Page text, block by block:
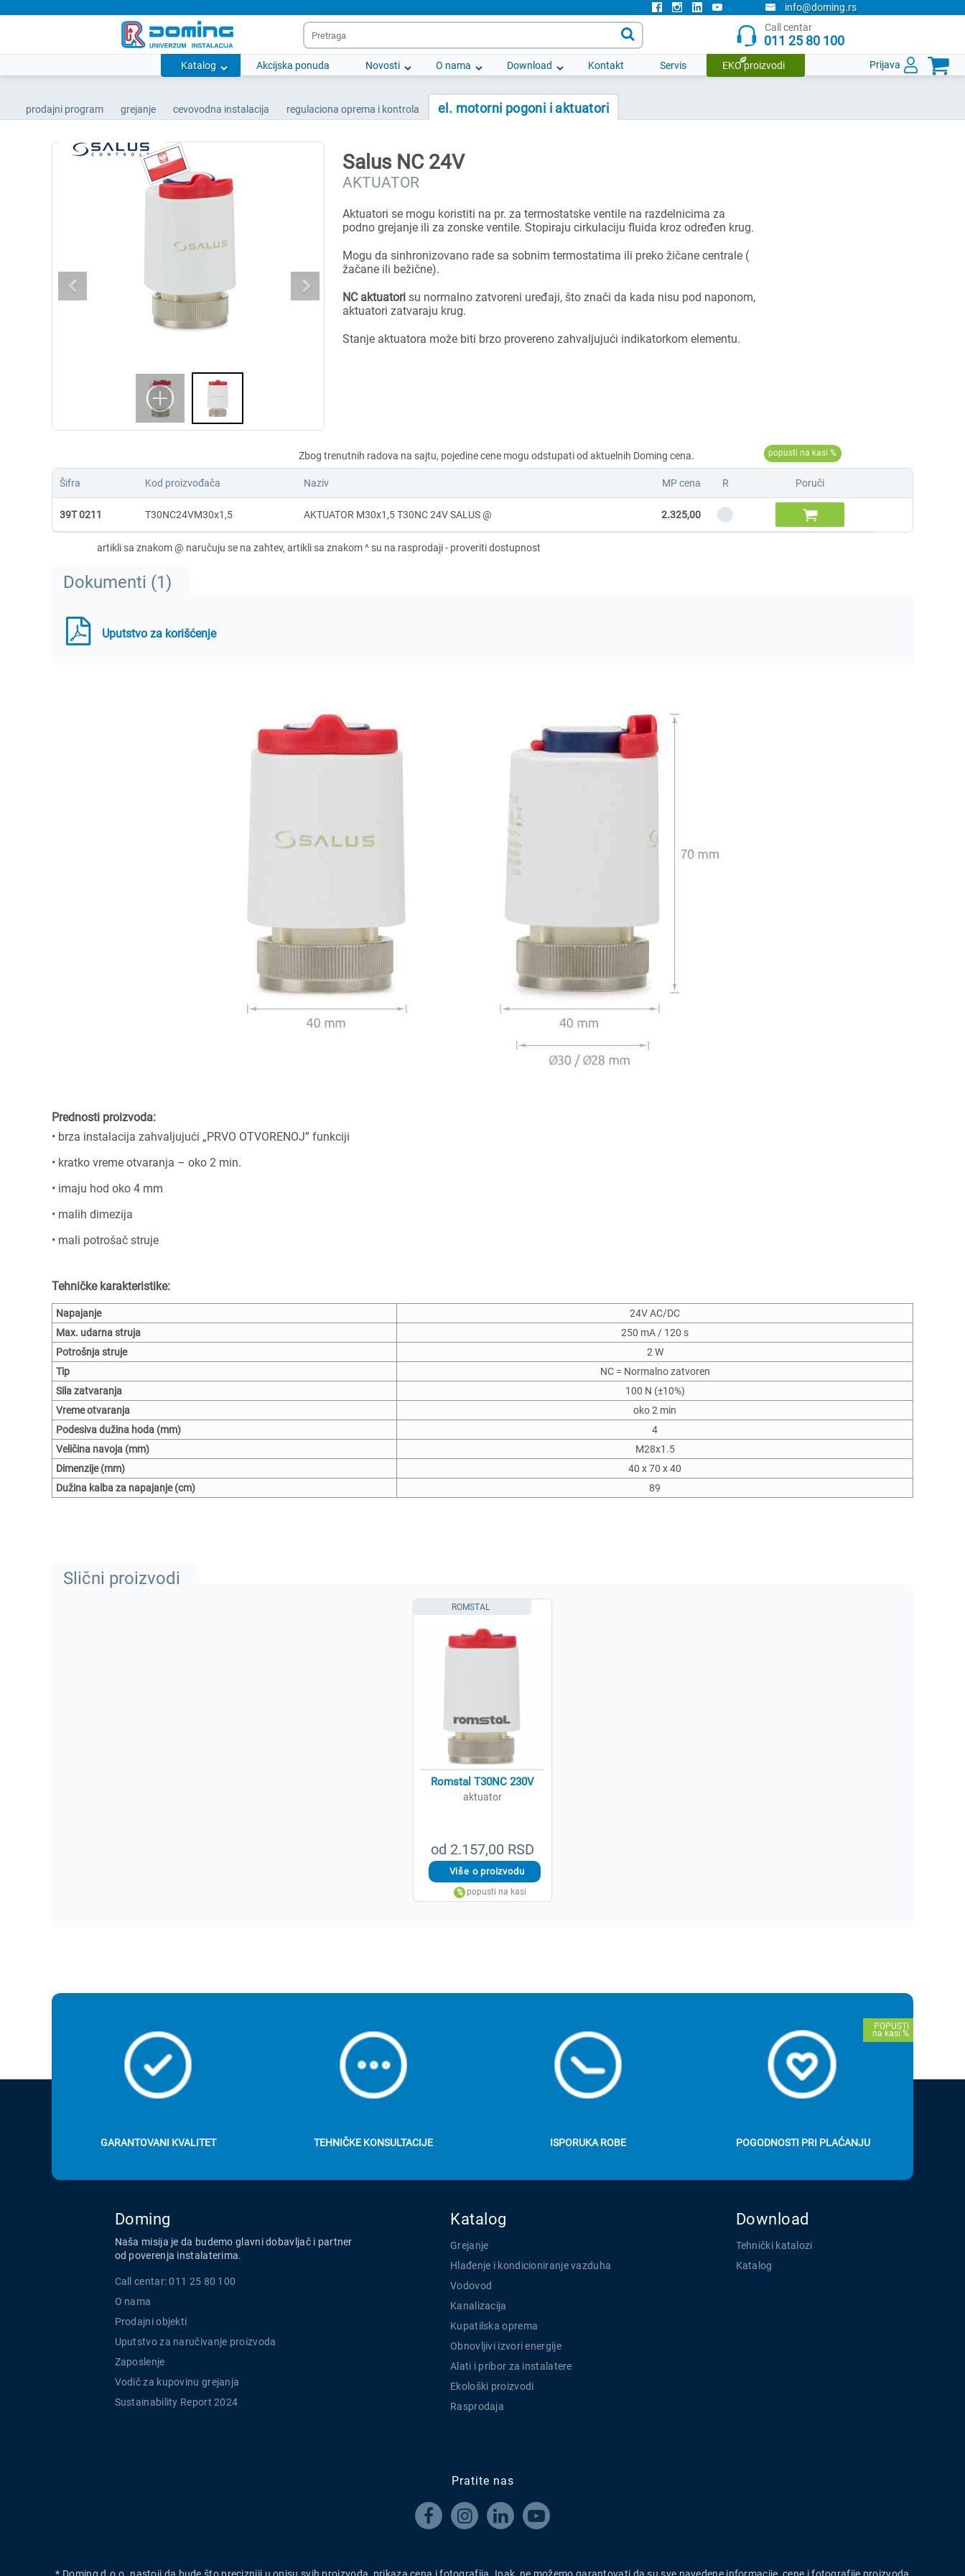
info@doming.rs
Call centar
011 25 80 100
Katalog Akcijska ponuda Novosti O nama Download Kontakt Servis EKO proizvodi Prijava 

prodajni program grejanje cevovodna instalacija regulaciona oprema i kontrola el. motorni pogoni i aktuatori
Salus NC 24V
AKTUATOR
Aktuatori se mogu koristiti na pr. za termostatske ventile na razdelnicima za
podno grejanje ili za zonske ventile. Stopiraju cirkulaciju fluida kroz određen krug.
Mogu da sinhronizovano rade sa sobnim termostatima ili preko žičane centrale (
žačane ili bežične).
NC aktuatori su normalno zatvoreni uređaji, što znači da kada nisu pod naponom,
aktuatori zatvaraju krug.
Stanje aktuatora može biti brzo provereno zahvaljujući indikatorkom elementu.
Šifra Kod proizvođača Naziv MP cena R Poruči
39T 0211 T30NC24VM30x1,5 AKTUATOR M30x1,5 T30NC 24V SALUS @ 2.325,00 
Dokumenti (1)
Uputstvo za korišćenje
Prednosti proizvoda:
• brza instalacija zahvaljujući „PRVO OTVORENOJ” funkciji
• kratko vreme otvaranja – oko 2 min.
• imaju hod oko 4 mm
• malih dimezija
• mali potrošač struje
Tehničke karakteristike:
Napajanje
24V AC/DC
Max. udarna struja
250 mA / 120 s
Potrošnja struje
2 W
Tip
NC = Normalno zatvoren
Sila zatvaranja
100 N (±10%)
Vreme otvaranja
oko 2 min
Podesiva dužina hoda (mm)
4
Veličina navoja (mm)
M28x1.5
Dimenzije (mm)
40 x 70 x 40
Dužina kalba za napajanje (cm)
89
Slični proizvodi
od 2.157,00 RSD
Romstal T30NC 230V
aktuator
ROMSTAL
GARANTOVANI KVALITET TEHNIČKE KONSULTACIJE ISPORUKA ROBE POGODNOSTI PRI PLAĆANJU
Doming
Naša misija je da budemo glavni dobavljač i partner
od poverenja instalaterima.
Call centar: 011 25 80 100
O nama
Prodajni objekti
Uputstvo za naručivanje proizvoda
Zaposlenje
Vodič za kupovinu grejanja
Sustainability Report 2024
Katalog
Grejanje
Hlađenje i kondicioniranje vazduha
Vodovod
Kanalizacija
Kupatilska oprema
Obnovljivi izvori energije
Alati i pribor za instalatere
Ekološki proizvodi
Rasprodaja
Download
Tehnički katalozi
Katalog
Pratite nas
   